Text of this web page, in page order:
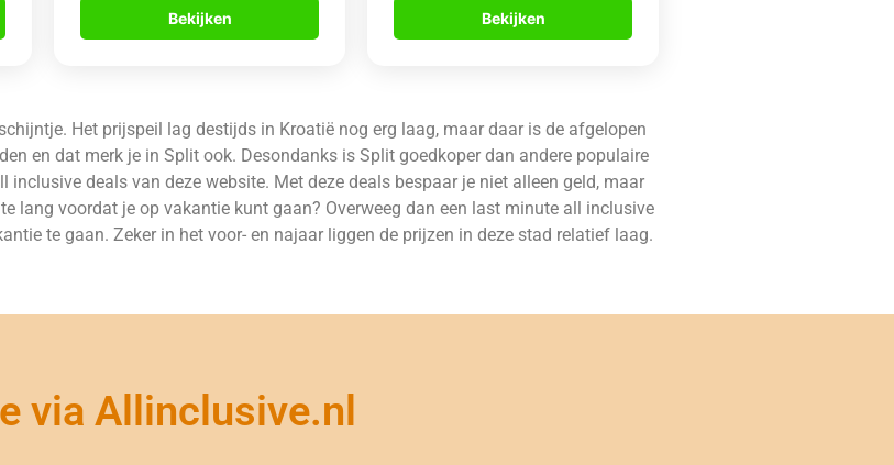
Bekijken Bekijken
Het prijspeil lag destijds in Kroatië nog erg laag, maar daar is de afgelopen
en dat merk je in Split ook. Desondanks is Split goedkoper dan andere populaire
deals van deze website. Met deze deals bespaar je niet alleen geld, maar
lang voordat je op vakantie kunt gaan? Overweeg dan een last minute all inclusive
te gaan. Zeker in het voor- en najaar liggen de prijzen in deze stad relatief laag.
via Allinclusive.nl